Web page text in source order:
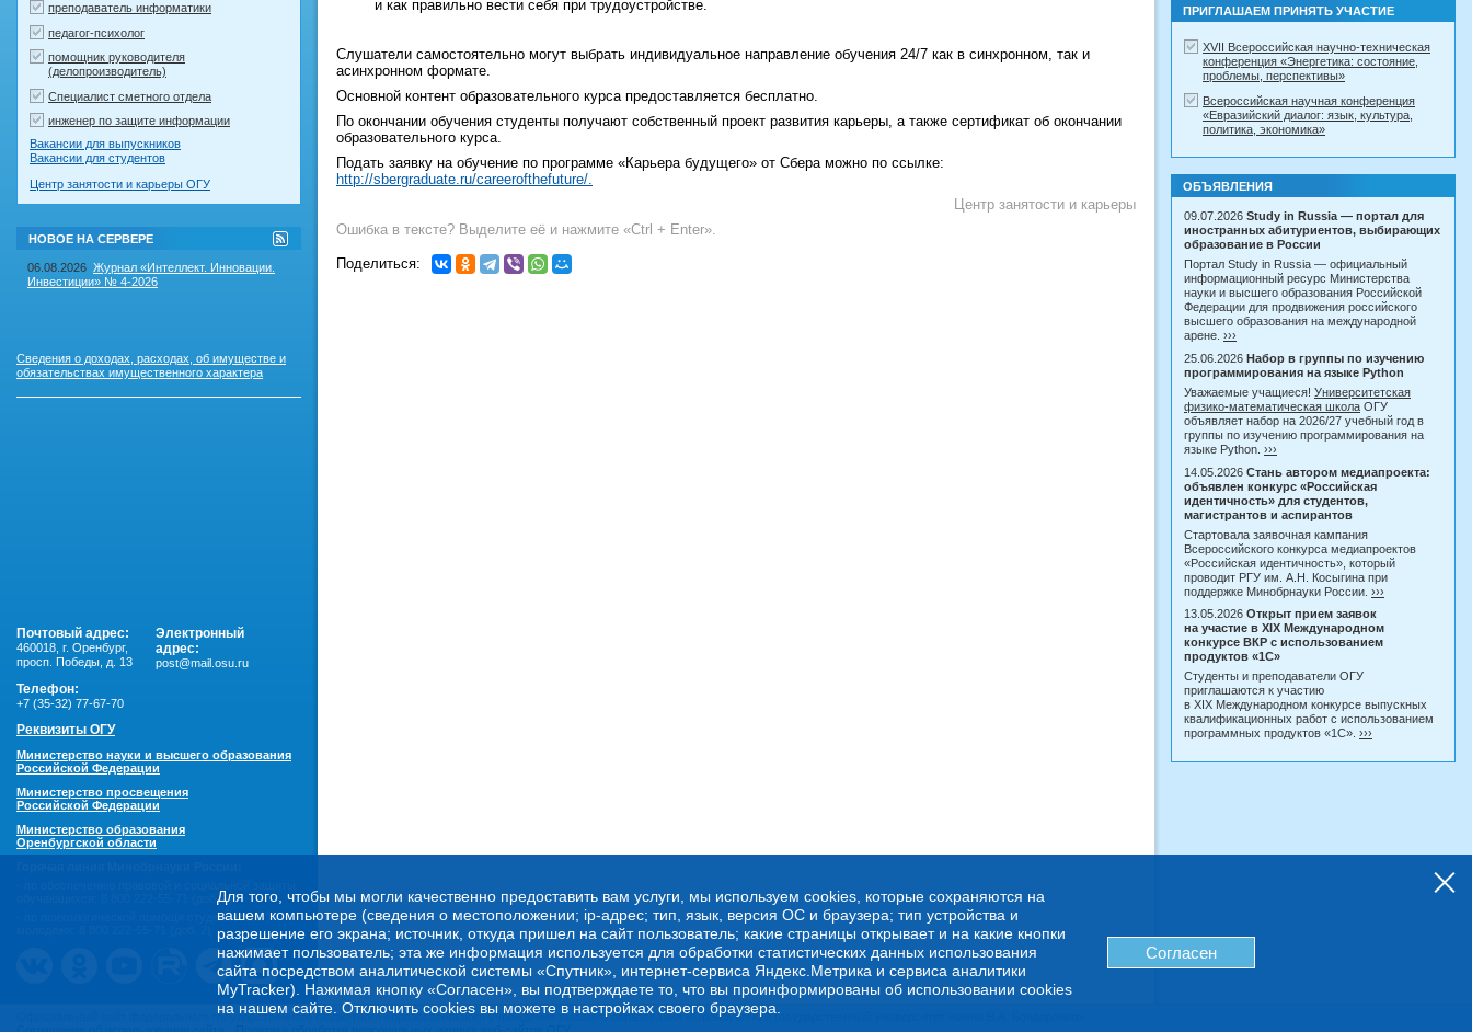
преподаватель информатики
педагог-психолог
помощник руководителя
(делопроизводитель)
Специалист сметного отдела
инженер по защите информации
Вакансии для выпускников
Вакансии для студентов
Центр занятости и карьеры ОГУ
НОВОЕ НА СЕРВЕРЕ
RSS-
лента
на
06.08.2026 Журнал «Интеллект. Инновации.
Инвестиции» № 4-2026
и как правильно вести себя при трудоустройстве.
Слушатели самостоятельно могут выбрать индивидуальное направление обучения 24/7 как в синхронном, так и
асинхронном формате.
Основной контент образовательного курса предоставляется бесплатно.
По окончании обучения студенты получают собственный проект развития карьеры, а также сертификат об окончании
образовательного курса.
Подать заявку на обучение по программе «Карьера будущего» от Сбера можно по ссылке:
http://sbergraduate.ru/careerofthefuture/.
Центр занятости и карьеры
Ошибка в тексте? Выделите её и нажмите «Ctrl + Enter».
Поделиться:
Для того, чтобы мы могли качественно предоставить вам услуги, мы используем cookies, которые сохраняются на
вашем компьютере (сведения о местоположении; ip-адрес; тип, язык, версия ОС и браузера; тип устройства и
разрешение его экрана; источник, откуда пришел на сайт пользователь; какие страницы открывает и на какие кнопки
нажимает пользователь; эта же информация используется для обработки статистических данных использования
сайта посредством аналитической системы «Спутник», интернет-сервиса Яндекс.Метрика и сервиса аналитики
MyTracker). Нажимая кнопку «Согласен», вы подтверждаете то, что вы проинформированы об использовании cookies
на нашем сайте. Отключить cookies вы можете в настройках своего браузера.
Согласен
ПРИГЛАШАЕМ ПРИНЯТЬ УЧАСТИЕ
XVII Всероссийская научно-техническая
конференция «Энергетика: состояние,
проблемы, перспективы»
Всероссийская научная конференция
«Евразийский диалог: язык, культура,
политика, экономика»
ОБЪЯВЛЕНИЯ
09.07.2026 Study in Russia — портал для
иностранных абитуриентов, выбирающих
образование в России
Портал Study in Russia — официальный
информационный ресурс Министерства
науки и высшего образования Российской
Федерации для продвижения российского
высшего образования на международной
арене. ›››
25.06.2026 Набор в группы по изучению
программирования на языке Python
Уважаемые учащиеся! Университетская
физико-математическая школа ОГУ
объявляет набор на 2026/27 учебный год в
группы по изучению программирования на
языке Python. ›››
14.05.2026 Стань автором медиапроекта:
объявлен конкурс «Российская
идентичность» для студентов,
магистрантов и аспирантов
Стартовала заявочная кампания
Всероссийского конкурса медиапроектов
«Российская идентичность», который
проводит РГУ им. А.Н. Косыгина при
поддержке Минобрнауки России. ›››
13.05.2026 Открыт прием заявок
на участие в XIX Международном
конкурсе ВКР с использованием
продуктов «1С»
Студенты и преподаватели ОГУ
приглашаются к участию
в XIX Международном конкурсе выпускных
квалификационных работ с использованием
программных продуктов «1С». ›››
Сведения о доходах, расходах, об имуществе и
обязательствах имущественного характера
Почтовый адрес:
460018 г. Оренбург,
просп. Победы, д. 13
Электронный
адрес:
post@mail.osu.ru
Телефон:
+7 (35-32) 77-67-70
Реквизиты ОГУ
Министерство науки и высшего образования
Российской Федерации
Министерство просвещения
Российской Федерации
Министерство образования
Оренбургской области
8 800 222-55-71 (доб. 1)
- по психологической помощи студенческой
Официальный сайт федерального государственного бюджетного образовательного учреждения высшего образования «Оренбургский государственный университет имени В.А. Бондаренко».